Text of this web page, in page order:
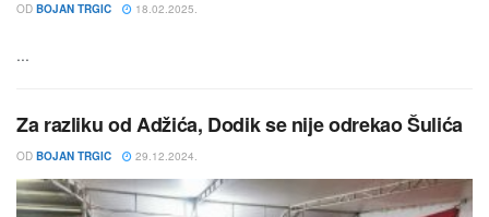
OD BOJAN TRGIC 18.02.2025.
...
Za razliku od Adžića, Dodik se nije odrekao Šulića
OD BOJAN TRGIC 29.12.2024.